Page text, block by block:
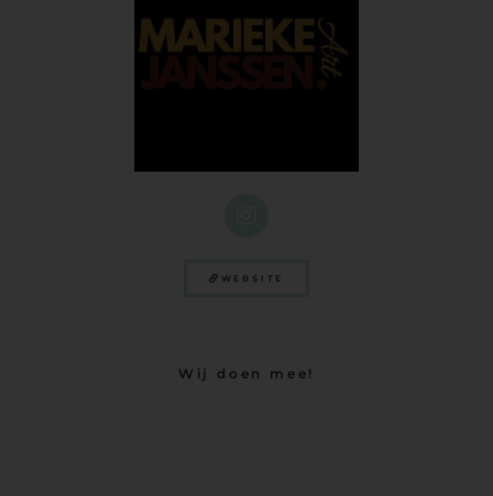
WEBSITE
Wij doen mee!